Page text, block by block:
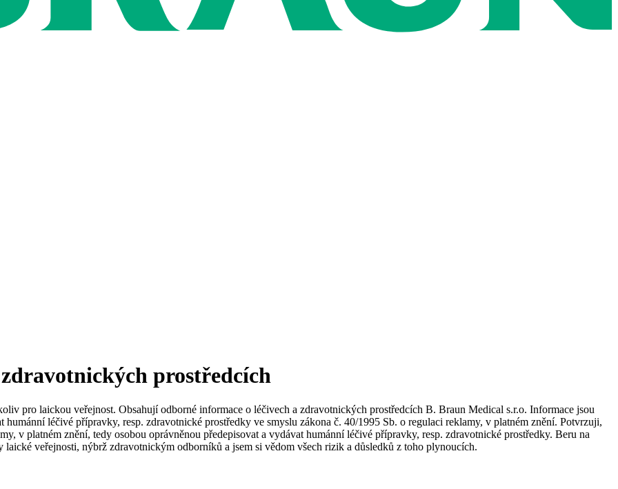
prostředcích
pro laickou veřejnost. Obsahují odborné informace o léčivech a zdravotnických prostředcích B. Braun Medical s.r.o. Informace jsou
léčivé přípravky, resp. zdravotnické prostředky ve smyslu zákona č. 40/1995 Sb. o regulaci reklamy, v platném znění. Potvrzuji,
v platném znění, tedy osobou oprávněnou předepisovat a vydávat humánní léčivé přípravky, resp. zdravotnické prostředky. Beru na
laické veřejnosti, nýbrž zdravotnickým odborníků a jsem si vědom všech rizik a důsledků z toho plynoucích.